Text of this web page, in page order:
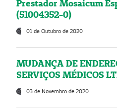
Prestador Mosaicum
(51004352-0)
01 de Outubro de 2020
MUDANÇA DE
SERVIÇOS MÉDICOS
03 de Novembro de 2020